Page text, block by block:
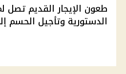
طعون الإيجار القديم تصل
الدستورية وتأجيل الحسم إلى